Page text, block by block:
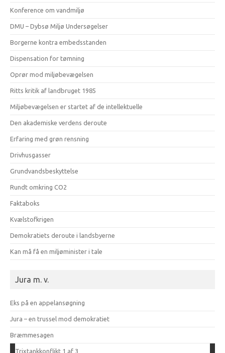
Konference om vandmiljø
DMU – Dybsø Miljø Undersøgelser
Borgerne kontra embedsstanden
Dispensation for tømning
Oprør mod miljøbevægelsen
Ritts kritik af landbruget 1985
Miljøbevægelsen er startet af de intellektuelle
Den akademiske verdens deroute
Erfaring med grøn rensning
Drivhusgasser
Grundvandsbeskyttelse
Rundt omkring CO2
Faktaboks
Kvælstofkrigen
Demokratiets deroute i landsbyerne
Kan må få en miljøminister i tale
Jura m. v.
Eks på en appelansøgning
Jura – en trussel mod demokratiet
Bræmmesagen
Trixtankkonflikt 1 af 3